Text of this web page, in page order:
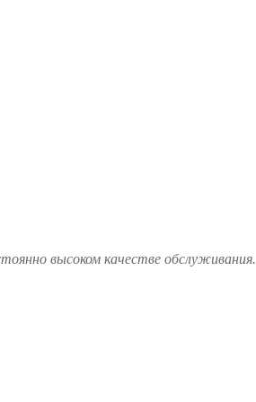
высоком качестве обслуживания.